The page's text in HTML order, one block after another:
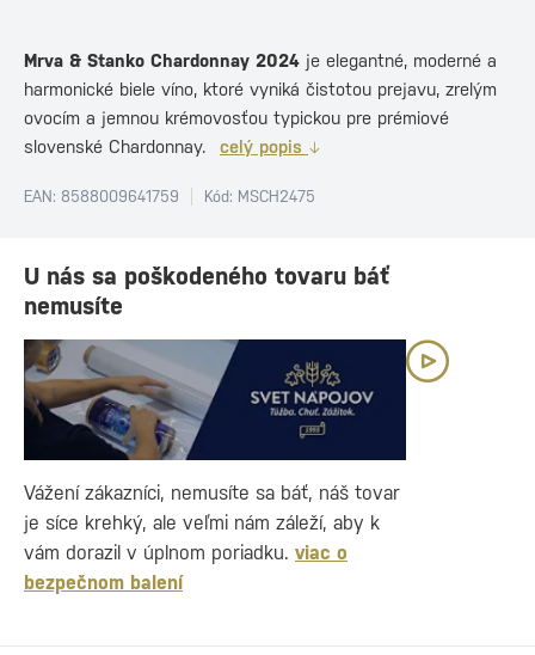
Mrva & Stanko Chardonnay 2024 je elegantné, moderné a
harmonické biele víno, ktoré vyniká čistotou prejavu, zrelým
ovocím a jemnou krémovosťou typickou pre prémiové
slovenské Chardonnay.
celý popis
EAN: 8588009641759 Kód: MSCH2475
U nás sa poškodeného tovaru báť
nemusíte
Vážení zákazníci, nemusíte sa báť, náš tovar
je síce krehký, ale veľmi nám záleží, aby k
vám dorazil v úplnom poriadku. viac o
bezpečnom balení